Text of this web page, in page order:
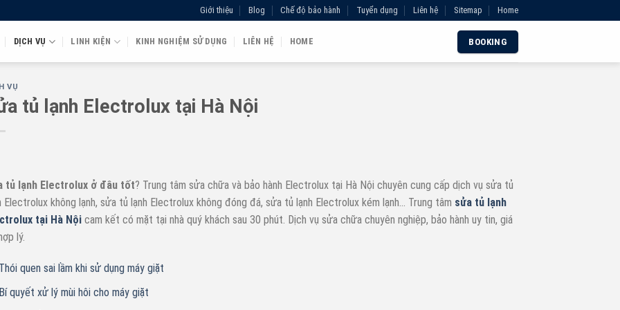
Giới thiệu Blog Chế độ bảo hành Tuyển dụng Liên hệ Sitemap Home
DỊCH VỤ LINH KIỆN KINH NGHIỆM SỬ DỤNG LIÊN HỆ HOME BOOKING
VỤ
tủ lạnh Electrolux tại Hà Nội
tủ lạnh Electrolux ở đâu tốt? Trung tâm sửa chữa và bảo hành Electrolux tại Hà Nội chuyên cung cấp dịch vụ sửa tủ
Electrolux không lạnh, sửa tủ lạnh Electrolux không đóng đá, sửa tủ lạnh Electrolux kém lạnh… Trung tâm sửa tủ lạnh
tại Hà Nộicam kết có mặt tại nhà quý khách sau 30 phút. Dịch vụ sửa chữa chuyên nghiệp, bảo hành uy tin, giá
lý.
quen sai lầm khi sử dụng máy giặt
quyết xử lý mùi hôi cho máy giặt